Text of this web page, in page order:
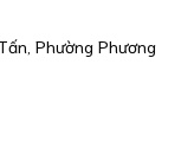
Phường Phương